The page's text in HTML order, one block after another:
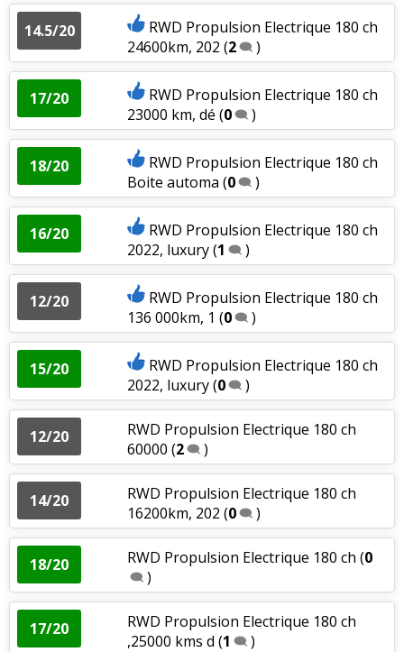
14.5/20
RWD Propulsion Electrique 180 ch
24600km, 202 (2 )
17/20
RWD Propulsion Electrique 180 ch
23000 km, dé (0 )
18/20
RWD Propulsion Electrique 180 ch
Boite automa (0 )
16/20
RWD Propulsion Electrique 180 ch
2022, luxury(1 )
12/20
RWD Propulsion Electrique 180 ch
136 000km, 1 (0 )
15/20
RWD Propulsion Electrique 180 ch
2022, luxury(0 )
12/20
RWD Propulsion Electrique 180 ch
60000 (2 )
14/20
RWD Propulsion Electrique 180 ch
16200km, 202 (0 )
18/20 RWD Propulsion Electrique 180 ch (0
)
17/20
RWD Propulsion Electrique 180 ch
,25000 kms d (1 )